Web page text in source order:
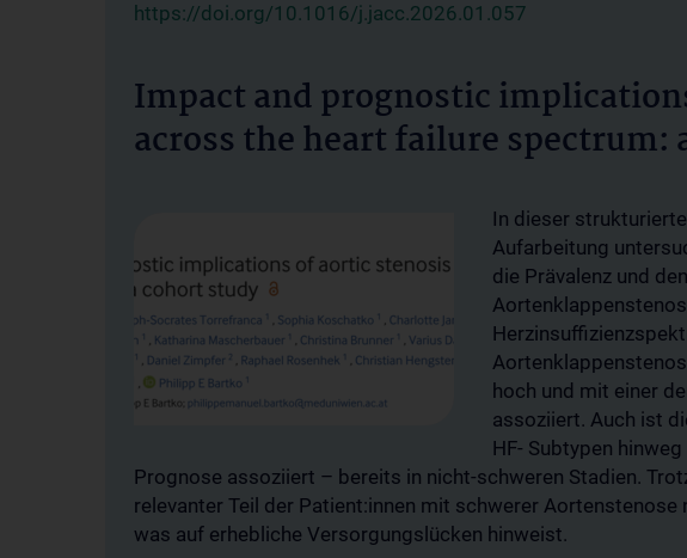
https://doi.org/10.1016/j.jacc.2026.01.057
Impact and prognostic
across the heart failure spectrum:
In dieser
Aufarbeitung
die Prävalenz und
hoch und mit einer
assoziiert. Auch ist
HF- Subtypen
Prognose assoziiert – bereits in nicht-schweren Stadien.
relevanter Teil der Patient:innen mit schwerer
was auf erhebliche Versorgungslücken hinweist.